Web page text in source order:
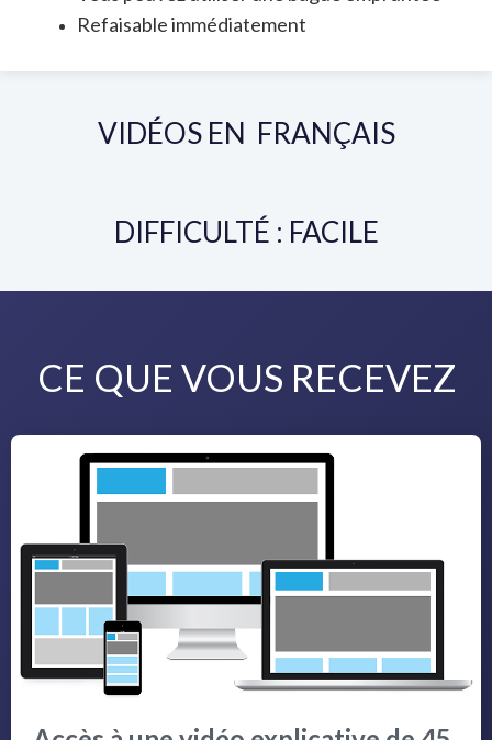
Refaisable immédiatement
VIDÉOS EN FRANÇAIS
DIFFICULTÉ : FACILE
CE QUE VOUS RECEVEZ